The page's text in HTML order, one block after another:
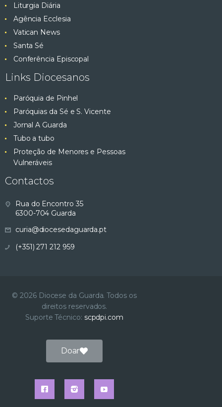
Liturgia Diária
Agência Ecclesia
Vatican News
Santa Sé
Conferência Episcopal
Links Diocesanos
Paróquia de Pinhel
Paróquias da Sé e S. Vicente
Jornal A Guarda
Tubo a tubo
Proteção de Menores e Pessoas
Vulneráveis
Contactos
Rua do Encontro 35
6300-704 Guarda
curia@diocesedaguarda.pt
(+351) 271 212 959
© 2026 Diocese da Guarda. Todos os
direitos reservados.
Suporte Técnico: scpdpi.com
Doar